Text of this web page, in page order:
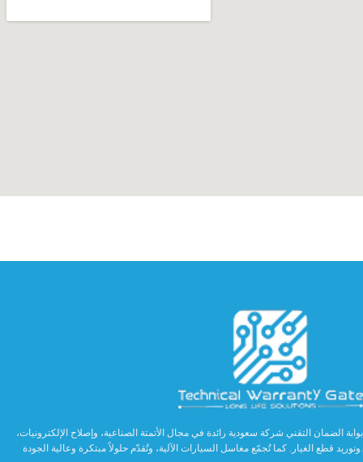
بوابة الضمان التقني شركة سعودية رائدة في مجال الأتمتة الصناعية، وإصلاح الإلكترونيات،
وتوريد قطع الغيار. كما تُجمّع مغاسل السيارات الآلية، وتُقدّم حلولاً مبتكرة وعالية الجودة.